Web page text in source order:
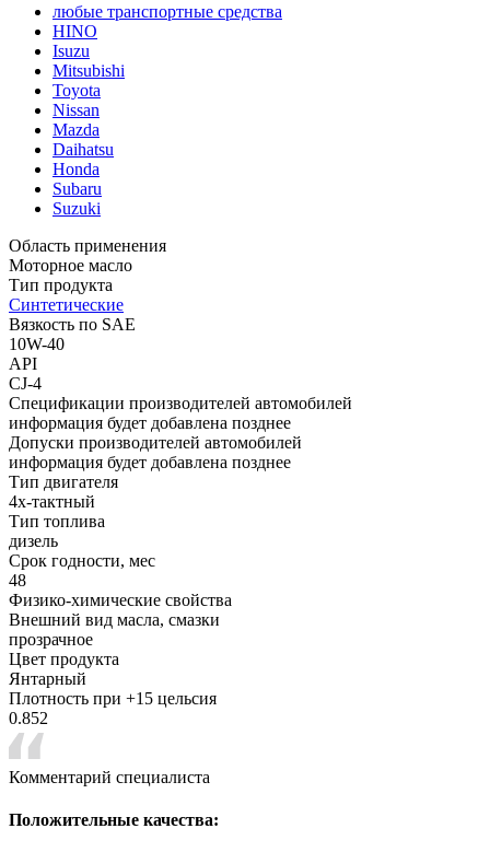
любые транспортные средства
HINO
Isuzu
Mitsubishi
Toyota
Nissan
Mazda
Daihatsu
Honda
Subaru
Suzuki
Область применения
Моторное масло
Тип продукта
Синтетические
Вязкость по SAE
10W-40
API
CJ-4
Спецификации производителей автомобилей
информация будет добавлена позднее
Допуски производителей автомобилей
информация будет добавлена позднее
Тип двигателя
4х-тактный
Тип топлива
дизель
Срок годности, мес
48
Физико-химические свойства
Внешний вид масла, смазки
прозрачное
Цвет продукта
Янтарный
Плотность при +15 цельсия
0.852
Комментарий специалиста
Положительные качества: